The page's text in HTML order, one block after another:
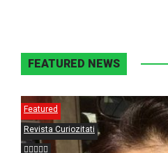
FEATURED NEWS
Featured
Revista Curiozitati